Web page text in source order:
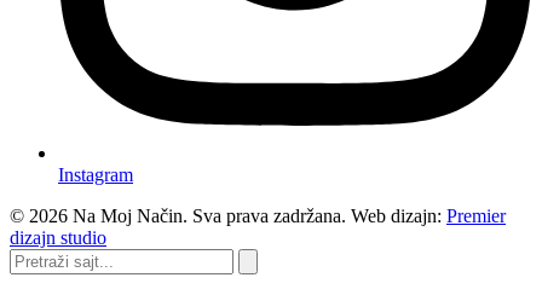
Instagram
© 2026 Na Moj Način. Sva prava zadržana. Web dizajn: Premier
dizajn studio
Pretraži
sajt...